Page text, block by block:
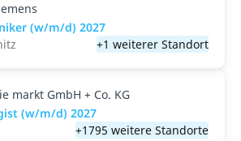
(w/m/d) 2027
+1 weiterer Standort
markt GmbH + Co. KG
(w/m/d) 2027
+1795 weitere Standorte